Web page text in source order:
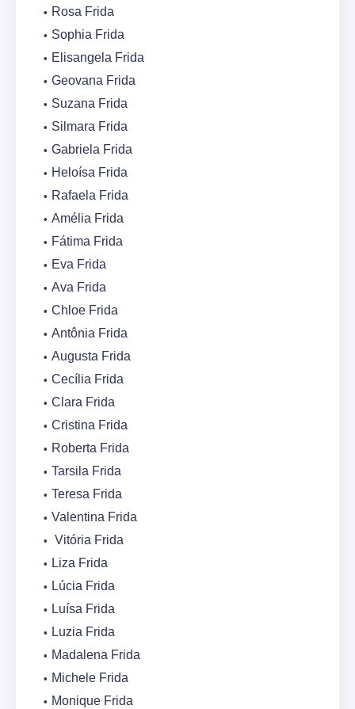
Rosa Frida
Sophia Frida
Elisangela Frida
Geovana Frida
Suzana Frida
Silmara Frida
Gabriela Frida
Heloísa Frida
Rafaela Frida
Amélia Frida
Fátima Frida
Eva Frida
Ava Frida
Chloe Frida
Antônia Frida
Augusta Frida
Cecília Frida
Clara Frida
Cristina Frida
Roberta Frida
Tarsila Frida
Teresa Frida
Valentina Frida
Vitória Frida
Liza Frida
Lúcia Frida
Luísa Frida
Luzia Frida
Madalena Frida
Michele Frida
Monique Frida